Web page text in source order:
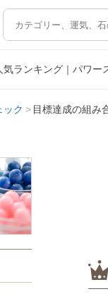
気ランキング｜パワ
ック 目標達成の組み